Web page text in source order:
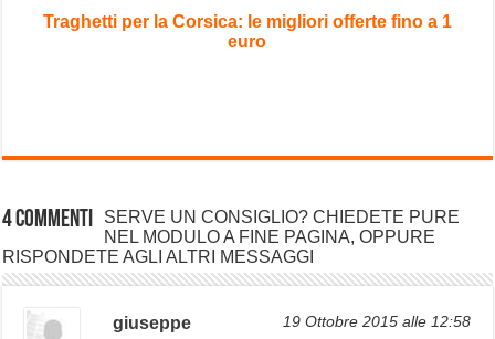
Traghetti per la Corsica: le migliori offerte fino a 1
euro
4 commenti
SERVE UN CONSIGLIO? CHIEDETE PURE
NEL MODULO A FINE PAGINA, OPPURE
RISPONDETE AGLI ALTRI MESSAGGI
giuseppe 19 Ottobre 2015 alle 12:58